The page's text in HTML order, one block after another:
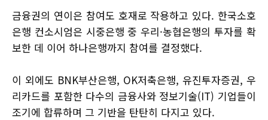
금융권의 연이은 참여도 호재로 작용하고 있다. 한국소호
은행 컨소시엄은 시중은행 중 우리·농협은행의 투자를 확
보한 데 이어 하나은행까지 참여를 결정했다.
이 외에도 BNK부산은행, OK저축은행, 유진투자증권, 우
리카드를 포함한 다수의 금융사와 정보기술(IT) 기업들이
조기에 합류하며 그 기반을 탄탄히 다지고 있다.